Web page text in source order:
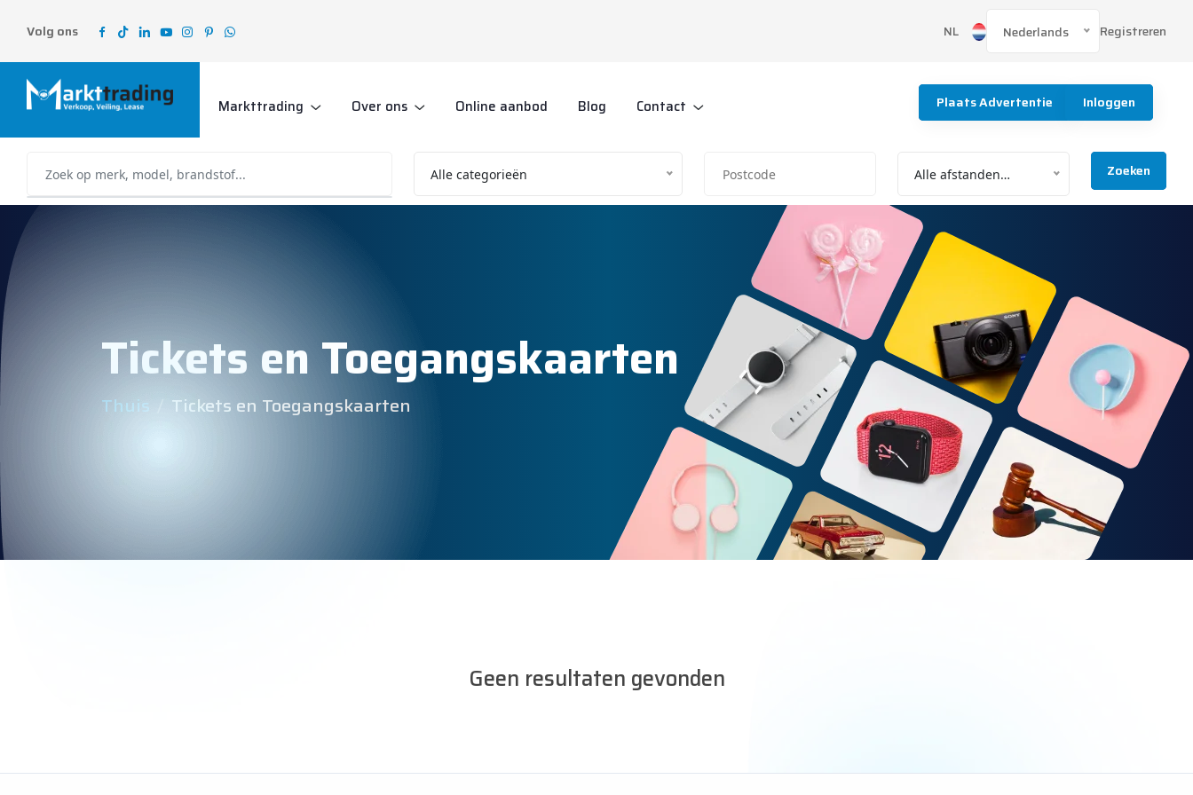
Volg ons NL Nederlands Registreren
Markttrading Over ons Online aanbod Blog Contact Plaats Advertentie Inloggen
Alle categorieën Alle afstanden… Zoeken
Tickets en Toegangskaarten
Thuis Tickets en Toegangskaarten
Geen resultaten gevonden